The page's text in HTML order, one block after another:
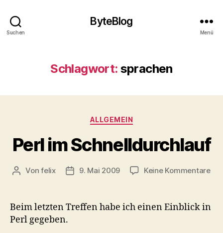
Suchen
ByteBlog
Menü
Schlagwort: sprachen
Kategorien
ALLGEMEIN
Perl im Schnelldurchlauf
Beitragsautor
Vonfelix Veröffentlichungsdatum
9. Mai 2009 Keine Kommentarezu
Beim letzten Treffen habe ich einen Einblick in
Perl gegeben.